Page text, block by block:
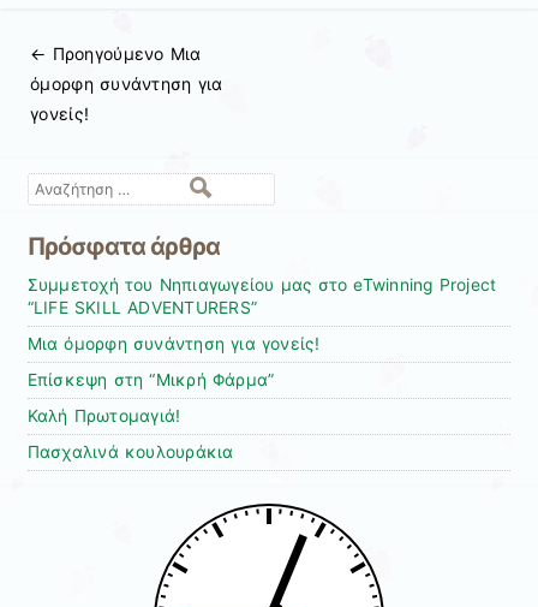
Πλοήγηση άρθρων
← Προηγούμενo Μια
όμορφη συνάντηση για
γονείς!
Αναζήτηση
Πρόσφατα άρθρα
Συμμετοχή του Νηπιαγωγείου μας στο eTwinning Project
“LIFE SKILL ADVENTURERS”
Μια όμορφη συνάντηση για γονείς!
Επίσκεψη στη “Μικρή Φάρμα”
Καλή Πρωτομαγιά!
Πασχαλινά κουλουράκια